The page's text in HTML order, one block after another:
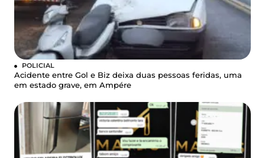
POLICIAL
Acidente entre Gol e Biz deixa duas pessoas feridas, uma
em estado grave, em Ampére